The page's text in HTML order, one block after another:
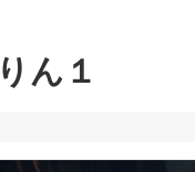
ん１